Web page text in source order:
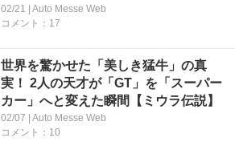
02/21 | Auto Messe Web
コメント：17
世界を驚かせた「美しき猛牛」の真
実！ 2人の天才が「GT」を「スーパー
カー」へと変えた瞬間【ミウラ伝説】
02/07 | Auto Messe Web
コメント：10